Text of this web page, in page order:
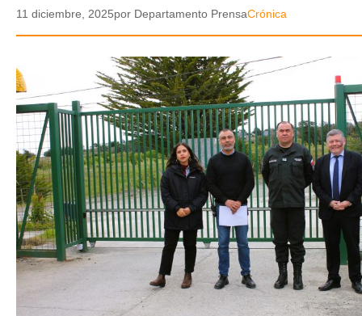
POLICIAL
AUDIOS
VIDEOS
GALERIA DE FOTOS
APP MÓVIL
TRANSPARENCIA
11 diciembre, 2025por Departamento PrensaCrónica